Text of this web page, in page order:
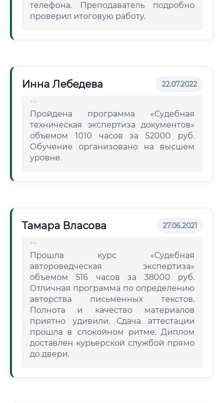
телефона. Преподаватель подробно
проверил итоговую работу.
Инна Лебедева 22.07.2022
Пройдена программа «Судебная
техническая экспертиза документов»
объемом 1010 часов за 52000 руб.
Обучение организовано на высшем
уровне.
Тамара Власова 27.06.2021
Прошла курс «Судебная
автороведческая экспертиза»
объемом 516 часов за 38000 руб.
Отличная программа по определению
авторства письменных текстов.
Полнота и качество материалов
приятно удивили. Сдача аттестации
прошла в спокойном ритме. Диплом
доставлен курьерской службой прямо
до двери.